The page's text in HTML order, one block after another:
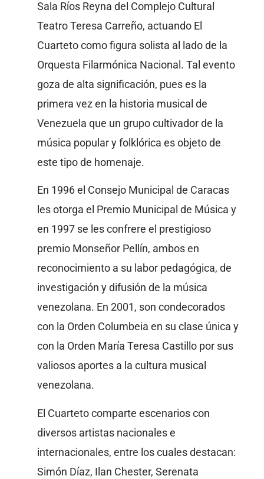
Sala Ríos Reyna del Complejo Cultural
Teatro Teresa Carreño, actuando El
Cuarteto como figura solista al lado de la
Orquesta Filarmónica Nacional. Tal evento
goza de alta significación, pues es la
primera vez en la historia musical de
Venezuela que un grupo cultivador de la
música popular y folklórica es objeto de
este tipo de homenaje.
En 1996 el Consejo Municipal de Caracas
les otorga el Premio Municipal de Música y
en 1997 se les confrere el prestigioso
premio Monseñor Pellín, ambos en
reconocimiento a su labor pedagógica, de
investigación y difusión de la música
venezolana. En 2001, son condecorados
con la Orden Columbeia en su clase única y
con la Orden María Teresa Castillo por sus
valiosos aportes a la cultura musical
venezolana.
El Cuarteto comparte escenarios con
diversos artistas nacionales e
internacionales, entre los cuales destacan:
Simón Díaz, Ilan Chester, Serenata